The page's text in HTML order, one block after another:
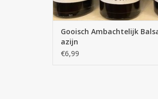
Gooisch Ambachtelijk
azijn
€6,99